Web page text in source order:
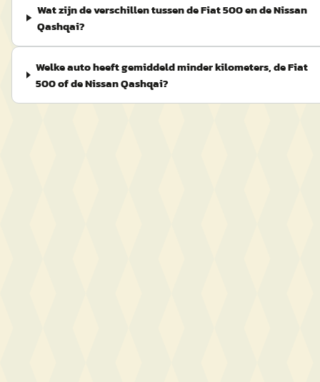
Wat zijn de verschillen tussen de Fiat 500 en de Nissan
Qashqai?
Welke auto heeft gemiddeld minder kilometers, de Fiat
500 of de Nissan Qashqai?